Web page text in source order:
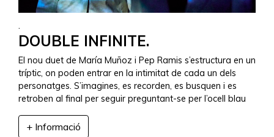
DOUBLE INFINITE.
El nou duet de María Muñoz i Pep Ramis s’estructura en un
tríptic, on poden entrar en la intimitat de cada un dels
personatges. S’imagines, es recorden, es busquen i es
retroben al final per seguir preguntant-se per l’ocell blau
+ Informació